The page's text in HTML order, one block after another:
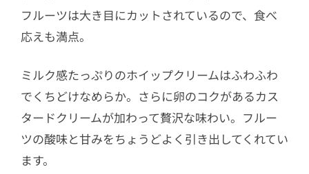
フルーツは大き目にカットされているので、食べ
応えも満点。
ミルク感たっぷりのホイップクリームはふわふわ
でくちどけなめらか。さらに卵のコクがあるカス
タードクリームが加わって贅沢な味わい。フルー
ツの酸味と甘みをちょうどよく引き出してくれてい
ます。